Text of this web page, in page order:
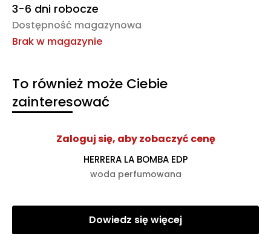
3-6 dni robocze
Dostępność magazynowa
Brak w magazynie
To również może Ciebie
zainteresować
Zaloguj się, aby zobaczyć cenę
HERRERA LA BOMBA EDP
woda perfumowana
Dowiedz się więcej